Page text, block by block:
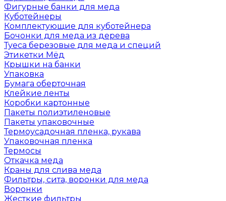
Фигурные банки для меда
Куботейнеры
Комплектующие для куботейнера
Бочонки для меда из дерева
Туеса березовые для меда и специй
Этикетки Мёд
Крышки на банки
Упаковка
Бумага оберточная
Клейкие ленты
Коробки картонные
Пакеты полиэтиленовые
Пакеты упаковочные
Термоусадочная пленка, рукава
Упаковочная пленка
Термосы
Откачка меда
Краны для слива меда
Фильтры, сита, воронки для меда
Воронки
Жесткие фильтры